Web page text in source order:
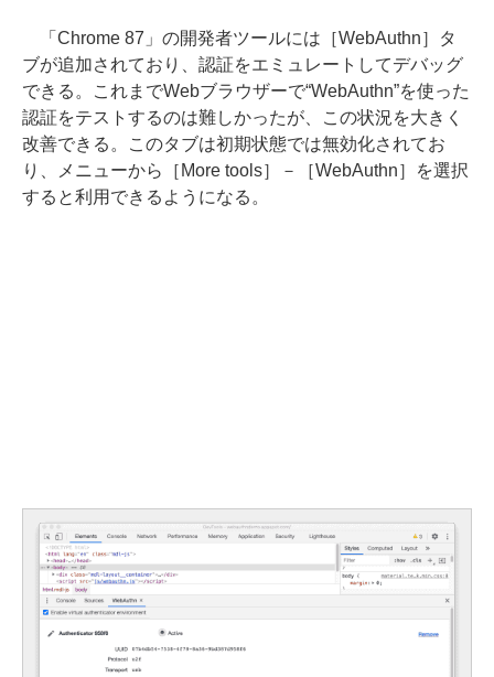
「Chrome 87」の開発者ツールには［WebAuthn］タ
ブが追加されており、認証をエミュレートしてデバッグ
できる。これまでWebブラウザーで“WebAuthn”を使った
認証をテストするのは難しかったが、この状況を大きく
改善できる。このタブは初期状態では無効化されてお
り、メニューから［More tools］－［WebAuthn］を選択
すると利用できるようになる。